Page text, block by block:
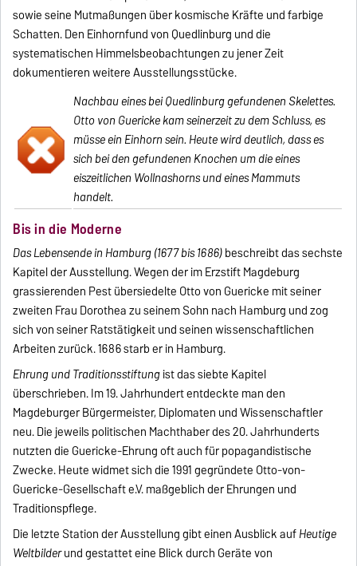
sowie seine Mutmaßungen über kosmische Kräfte und farbige
Schatten. Den Einhornfund von Quedlinburg und die
systematischen Himmelsbeobachtungen zu jener Zeit
dokumentieren weitere Ausstellungsstücke.
Nachbau eines bei Quedlinburg gefundenen Skelettes.
Otto von Guericke kam seinerzeit zu dem Schluss, es
müsse ein Einhorn sein. Heute wird deutlich, dass es
sich bei den gefundenen Knochen um die eines
eiszeitlichen Wollnashorns und eines Mammuts
handelt.
Bis in die Moderne
Das Lebensende in Hamburg (1677 bis 1686)beschreibt das sechste
Kapitel der Ausstellung. Wegen der im Erzstift Magdeburg
grassierenden Pest übersiedelte Otto von Guericke mit seiner
zweiten Frau Dorothea zu seinem Sohn nach Hamburg und zog
sich von seiner Ratstätigkeit und seinen wissenschaftlichen
Arbeiten zurück. 1686 starb er in Hamburg.
Ehrung und Traditionsstiftungist das siebte Kapitel
überschrieben. Im 19. Jahrhundert entdeckte man den
Magdeburger Bürgermeister, Diplomaten und Wissenschaftler
neu. Die jeweils politischen Machthaber des 20. Jahrhunderts
nutzten die Guericke-Ehrung oft auch für popagandistische
Zwecke. Heute widmet sich die 1991 gegründete Otto-von-
Guericke-Gesellschaft e.V. maßgeblich der Ehrungen und
Traditionspflege.
Die letzte Station der Ausstellung gibt einen Ausblick aufHeutige
Weltbilderund gestattet eine Blick durch Geräte von